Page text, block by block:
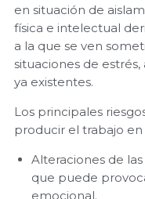
en situación de
física e intelectual
a la que se ven
situaciones de
ya existentes.
Los principales
producir el trabajo en
Alteraciones de
que puede
emocional.